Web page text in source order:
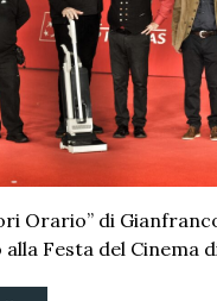
Orario” di
Festa del Cinema